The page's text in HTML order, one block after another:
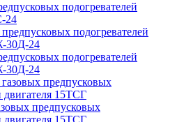
подогревателей
24
подогревателей
30Д-24
предпусковых